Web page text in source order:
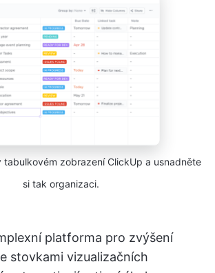
tabulkovém zobrazení ClickUp a usnadněte
si tak organizaci.
platforma pro zvýšení
stovkami vizualizačních